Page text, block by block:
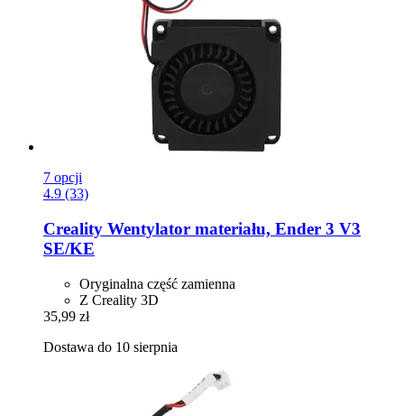
7 opcji
4.9 (33)
Creality Wentylator materiału, Ender 3 V3
SE/KE
Oryginalna część zamienna
Z Creality 3D
35,99 zł
Dostawa do 10 sierpnia